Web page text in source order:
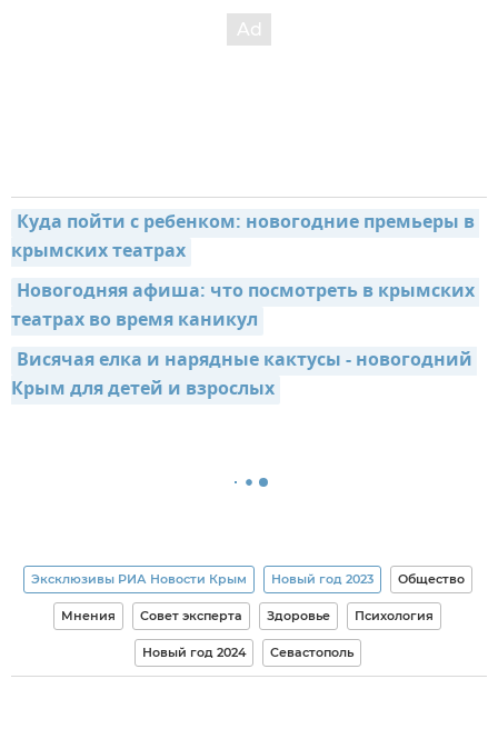
Куда пойти с ребенком: новогодние премьеры в
крымских театрах
Новогодняя афиша: что посмотреть в крымских
театрах во время каникул
Висячая елка и нарядные кактусы - новогодний
Крым для детей и взрослых
Эксклюзивы РИА Новости Крым Новый год 2023 Общество
Мнения Совет эксперта Здоровье Психология
Новый год 2024 Севастополь